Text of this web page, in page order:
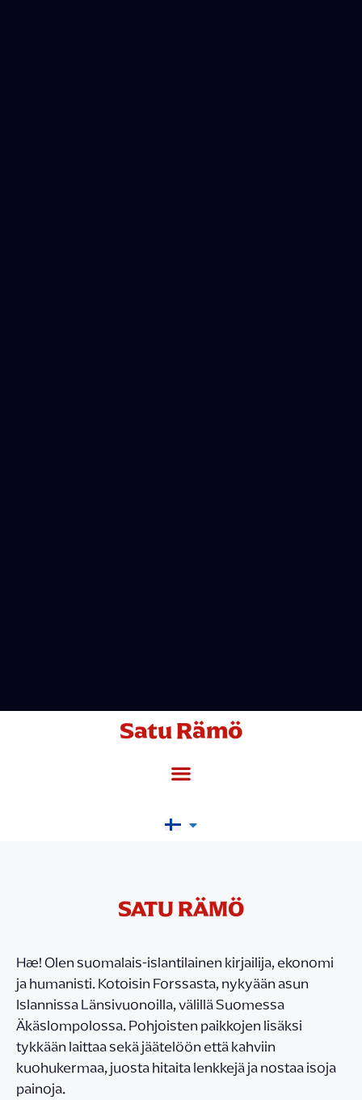
Satu Rämö
SATU RÄMÖ
Hæ! Olen suomalais-islantilainen kirjailija, ekonomi
ja humanisti. Kotoisin Forssasta, nykyään asun
Islannissa Länsivuonoilla, välillä Suomessa
Äkäslompolossa. Pohjoisten paikkojen lisäksi
tykkään laittaa sekä jäätelöön että kahviin
kuohukermaa, juosta hitaita lenkkejä ja nostaa isoja
painoja.